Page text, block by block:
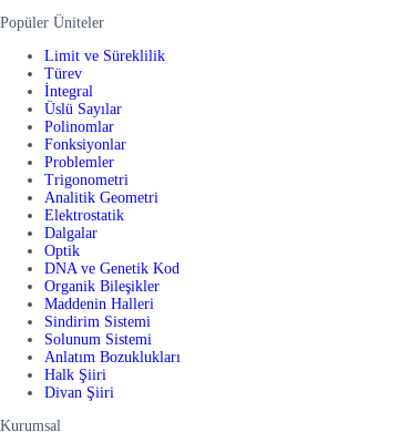
Popüler Üniteler
Limit ve Süreklilik
Türev
İntegral
Üslü Sayılar
Polinomlar
Fonksiyonlar
Problemler
Trigonometri
Analitik Geometri
Elektrostatik
Dalgalar
Optik
DNA ve Genetik Kod
Organik Bileşikler
Maddenin Halleri
Sindirim Sistemi
Solunum Sistemi
Anlatım Bozuklukları
Halk Şiiri
Divan Şiiri
Kurumsal